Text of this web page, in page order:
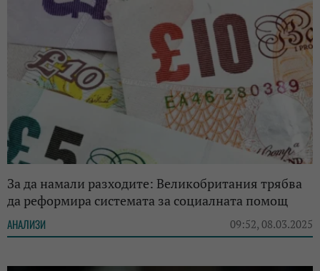
За да намали разходите: Великобритания трябва
да реформира системата за социалната помощ
АНАЛИЗИ 09:52, 08.03.2025